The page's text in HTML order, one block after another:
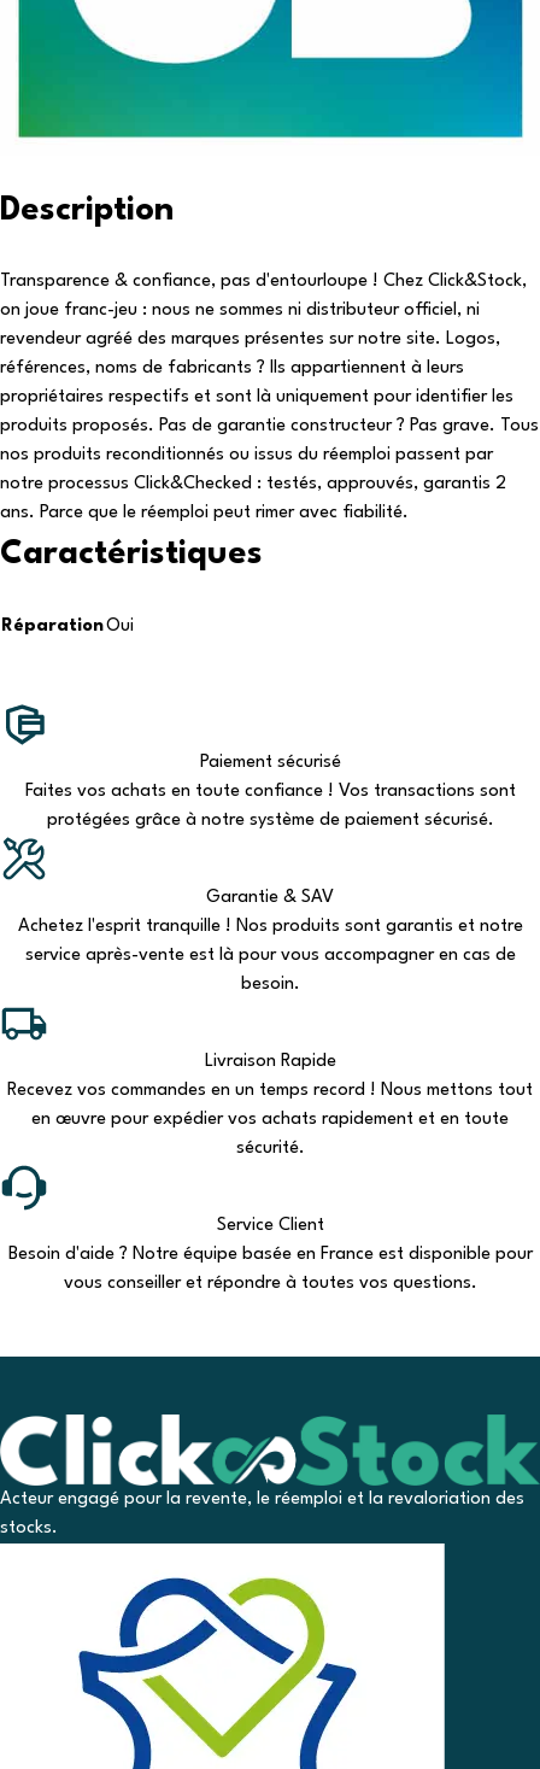
Description
Transparence & confiance, pas d'entourloupe ! Chez Click&Stock,
on joue franc-jeu : nous ne sommes ni distributeur officiel, ni
revendeur agréé des marques présentes sur notre site. Logos,
références, noms de fabricants ? Ils appartiennent à leurs
propriétaires respectifs et sont là uniquement pour identifier les
produits proposés. Pas de garantie constructeur ? Pas grave. Tous
nos produits reconditionnés ou issus du réemploi passent par
notre processus Click&Checked : testés, approuvés, garantis 2
ans. Parce que le réemploi peut rimer avec fiabilité.
Caractéristiques
RéparationOui
Paiement sécurisé
Faites vos achats en toute confiance ! Vos transactions sont
protégées grâce à notre système de paiement sécurisé.
Garantie & SAV
Achetez l'esprit tranquille ! Nos produits sont garantis et notre
service après-vente est là pour vous accompagner en cas de
besoin.
Livraison Rapide
Recevez vos commandes en un temps record ! Nous mettons tout
en œuvre pour expédier vos achats rapidement et en toute
sécurité.
Service Client
Besoin d'aide ? Notre équipe basée en France est disponible pour
vous conseiller et répondre à toutes vos questions.
Acteur engagé pour la revente, le réemploi et la revaloriation des
stocks.